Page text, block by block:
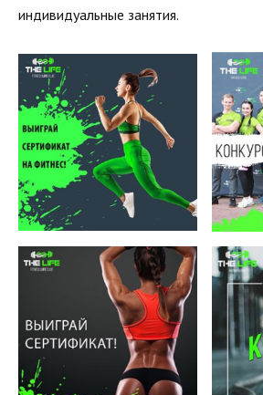
индивидуальные занятия.